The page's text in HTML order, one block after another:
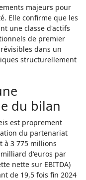
majeurs pour
Elle confirme que les
une classe d'actifs
de premier
dans un
structurellement
du bilan
est proprement
du partenariat
à 3 775 millions
d'euros par
nette sur EBITDA)
de 19,5 fois fin 2024